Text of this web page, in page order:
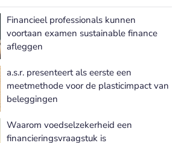
Meer Sustainable finance nieuws
Financieel professionals kunnen
voortaan examen sustainable finance
afleggen
a.s.r. presenteert als eerste een
meetmethode voor de plasticimpact van
beleggingen
Waarom voedselzekerheid een
financieringsvraagstuk is